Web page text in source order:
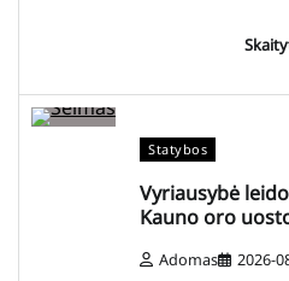
Statybos
Vyriausybė
Kauno oro
Adomas 2026-